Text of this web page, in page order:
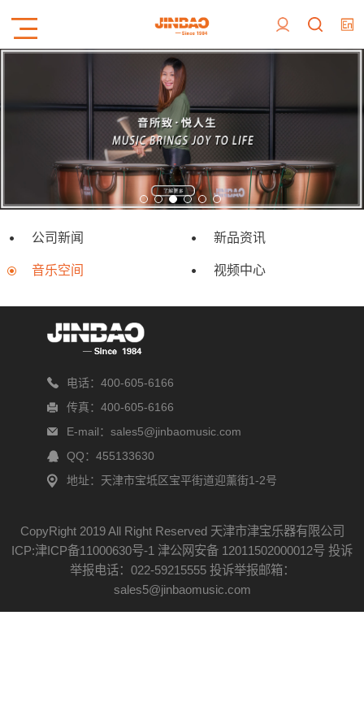
公司新闻 新品资讯
音乐空间 视频中心
电话：400-605-6166
传真：400-605-6166
E-mail：sales5@jinbaomusic.com
QQ：455133630
地址：天津市宝坻区宝平街道迎薰街1-2号
CopyRight 2019 All Right Reserved 天津市津宝乐器有限公司
ICP:津ICP备11000630号-1 津公网安备 12011502000012号 投诉
举报电话：022-59215555 投诉举报邮箱：
sales5@jinbaomusic.com